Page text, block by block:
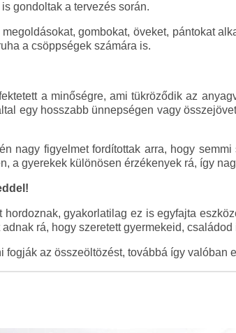
gondoltak a tervezés során.
gombokat, öveket, pántokat
a csöppségek számára is.
a minőségre, ami tükröződik az
egy hosszabb ünnepségen vagy
nagy figyelmet fordítottak arra, hogy
a gyerekek különösen érzékenyek rá, így
gyakorlatilag ez is egyfajta
rá, hogy szeretett gyermekeid,
fogják az összeöltözést, továbbá így valóban